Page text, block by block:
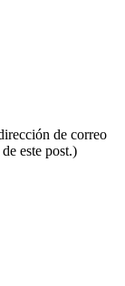
de correo
este post.)